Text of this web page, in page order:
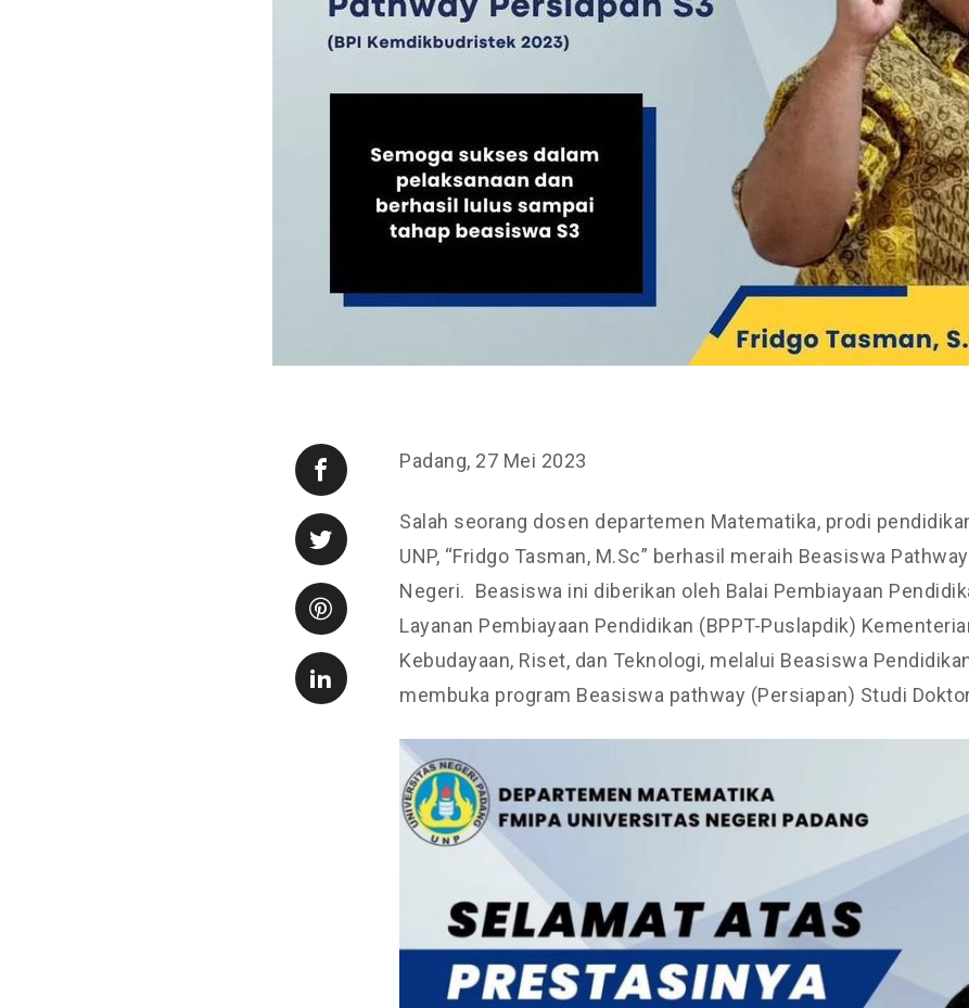
Padang, 27 Mei 2023
Salah seorang dosen departemen Matematika, prodi
UNP, “Fridgo Tasman, M.Sc” berhasil meraih Beasiswa
Negeri. Beasiswa ini diberikan oleh Balai Pembiayaan
Layanan Pembiayaan Pendidikan (BPPT-Puslapdik)
Kebudayaan, Riset, dan Teknologi, melalui Beasiswa
membuka program Beasiswa pathway (Persiapan) Studi